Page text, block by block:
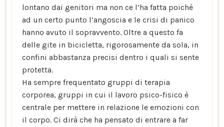
lontano dai genitori ma non ce l’ha fatta poiché
ad un certo punto l’angoscia e le crisi di panico
hanno avuto il sopravvento. Oltre a questo fa
delle gite in bicicletta, rigorosamente da sola, in
confini abbastanza precisi dentro i quali si sente
protetta.
Ha sempre frequentato gruppi di terapia
corporea, gruppi in cui il lavoro psico-fisico è
centrale per mettere in relazione le emozioni con
il corpo. Ci dirà che ha pensato di entrare a far